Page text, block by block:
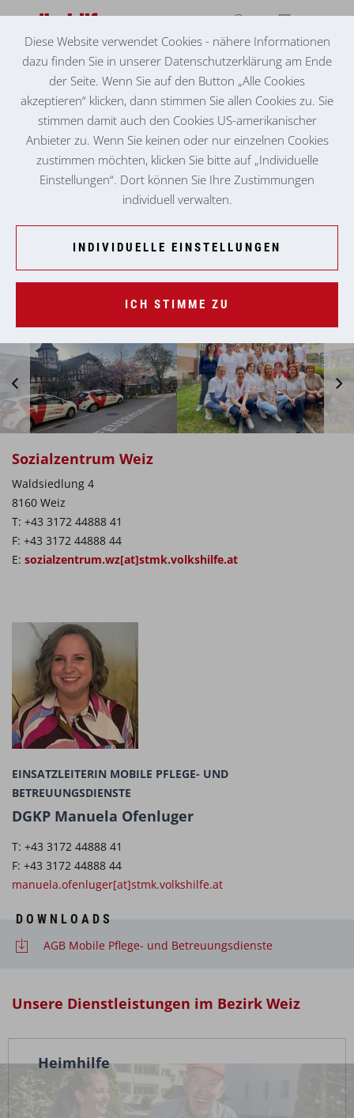
PFLEGE & BETREUUNG ZUHAUSE
Sozialzentrum Weiz
Waldsiedlung 4
8160 Weiz
T: +43 3172 44888 41
F: +43 3172 44888 44
E: sozialzentrum.wz[at]stmk.volkshilfe.at
EINSATZLEITERIN MOBILE PFLEGE- UND
BETREUUNGSDIENSTE
DGKP Manuela Ofenluger
T: +43 3172 44888 41
F: +43 3172 44888 44
manuela.ofenluger[at]stmk.volkshilfe.at
DOWNLOADS
AGB Mobile Pflege- und Betreuungsdienste
Unsere Dienstleistungen im Bezirk Weiz
Heimhilfe
Diese Website verwendet Cookies - nähere Informationen
dazu finden Sie in unserer Datenschutzerklärung am Ende
der Seite. Wenn Sie auf den Button „Alle Cookies
akzeptieren“ klicken, dann stimmen Sie allen Cookies zu. Sie
stimmen damit auch den Cookies US-amerikanischer
Anbieter zu. Wenn Sie keinen oder nur einzelnen Cookies
zustimmen möchten, klicken Sie bitte auf „Individuelle
Einstellungen“. Dort können Sie Ihre Zustimmungen
individuell verwalten.
INDIVIDUELLE EINSTELLUNGEN
ICH STIMME ZU